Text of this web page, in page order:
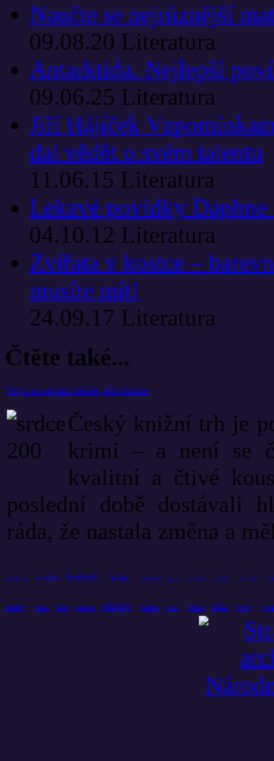
Naučte se nejrůznější
09.08.20 Literatura
Antarktida. Nejlepší
09.06.25 Literatura
Jiří Hájíček
dal vědět o svém talentu
11.06.15 Literatura
Lekavé povídky
04.10.12 Literatura
Zvířata v kostce –
musíte mít!
24.09.17 Literatura
Čtěte také...
Když na odplatu čekáte příliš dlouho
Český knižní trh je
krimi – a není se
kvalitní a čtivé
poslední době dostávali
ráda, že nastala změna a
vydávají české festival hudby prostředí praze umění zvířat přináší
všechny čtení srdce historie příběhy všechno slaví knihu láska první